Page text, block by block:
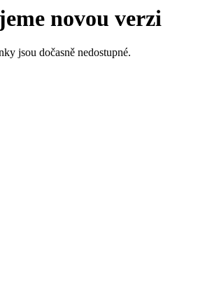
novou verzi
jsou dočasně nedostupné.